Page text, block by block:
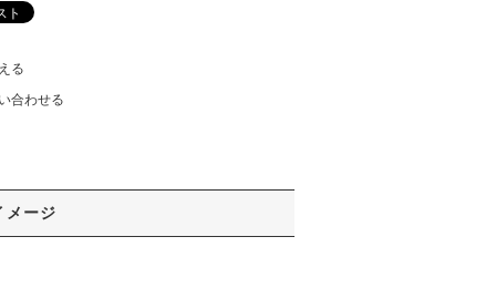
る
合わせる
メージ